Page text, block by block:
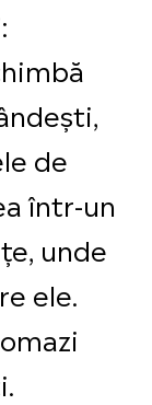
de
într-un
unde
ele.